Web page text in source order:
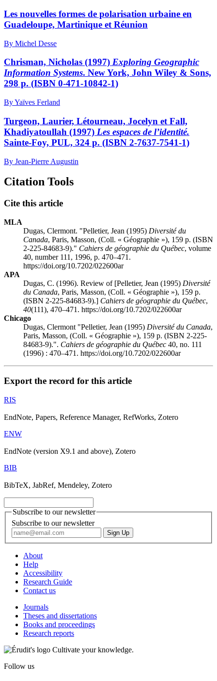
Les nouvelles formes de polarisation urbaine en
Guadeloupe, Martinique et Réunion
By Michel Desse
Chrisman, Nicholas (1997) Exploring Geographic
Information Systems. New York, John Wiley & Sons,
298 p. (ISBN 0-471-10842-1)
By Yaïves Ferland
Turgeon, Laurier, Létourneau, Jocelyn et Fall,
Khadiyatoullah (1997) Les espaces de l’identité.
Sainte-Foy, PUL, 324 p. (ISBN 2-7637-7541-1)
By Jean-Pierre Augustin
Citation Tools
Cite this article
MLA
Dugas, Clermont. "Pelletier, Jean (1995) Diversité du
Canada, Paris, Masson, (Coll. « Géographie »), 159 p. (ISBN
2-225-84683-9)." Cahiers de géographie du Québec, volume
40, number 111, 1996, p. 470–471.
https://doi.org/10.7202/022600ar
APA
Dugas, C. (1996). Review of [Pelletier, Jean (1995) Diversité
du Canada, Paris, Masson, (Coll. « Géographie »), 159 p.
(ISBN 2-225-84683-9).] Cahiers de géographie du Québec,
40(111), 470–471. https://doi.org/10.7202/022600ar
Chicago
Dugas, Clermont "Pelletier, Jean (1995) Diversité du Canada,
Paris, Masson, (Coll. « Géographie »), 159 p. (ISBN 2-225-
84683-9).". Cahiers de géographie du Québec 40, no. 111
(1996) : 470–471. https://doi.org/10.7202/022600ar
Export the record for this article
RIS
EndNote, Papers, Reference Manager, RefWorks, Zotero
ENW
EndNote (version X9.1 and above), Zotero
BIB
BibTeX, JabRef, Mendeley, Zotero
Subscribe to our newsletter
Subscribe to our newsletter
About
Help
Accessibility
Research Guide
Contact us
Journals
Theses and dissertations
Books and proceedings
Research reports
Cultivate your knowledge.
Follow us